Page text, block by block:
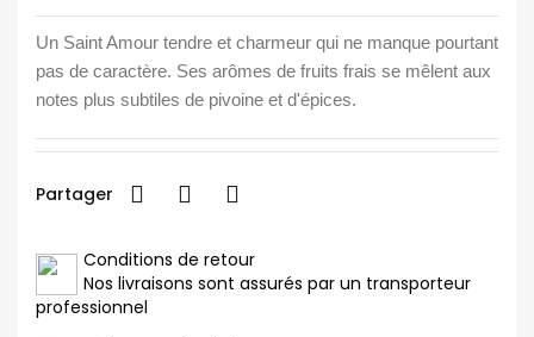
Un Saint Amour tendre et charmeur qui ne manque pourtant
pas de caractère. Ses arômes de fruits frais se mêlent aux
notes plus subtiles de pivoine et d'épices.
Partager
Conditions de retour
Nos livraisons sont assurés par un transporteur
professionnel